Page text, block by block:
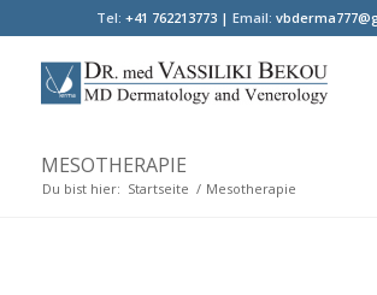
Tel: +41 762213773 |Email:
MESOTHERAPIE
Du bist hier: Startseite / Mesotherapie